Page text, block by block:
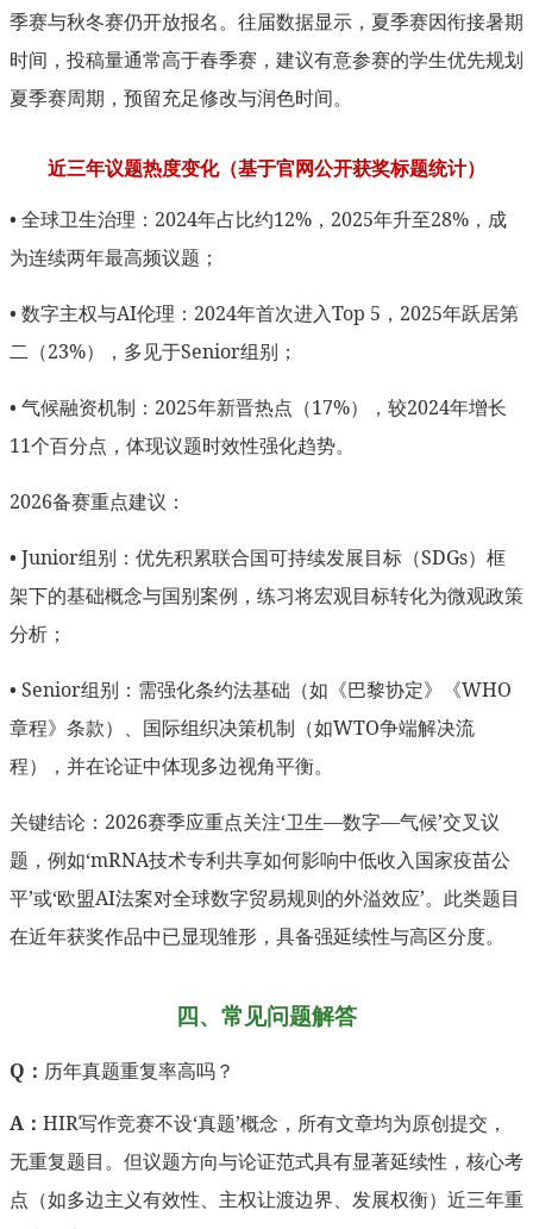
季赛与秋冬赛仍开放报名。往届数据显示，夏季赛因衔接暑期
时间，投稿量通常高于春季赛，建议有意参赛的学生优先规划
夏季赛周期，预留充足修改与润色时间。
近三年议题热度变化（基于官网公开获奖标题统计）
• 全球卫生治理：2024年占比约12%，2025年升至28%，成
为连续两年最高频议题；
• 数字主权与AI伦理：2024年首次进入Top 5，2025年跃居第
二（23%），多见于Senior组别；
• 气候融资机制：2025年新晋热点（17%），较2024年增长
11个百分点，体现议题时效性强化趋势。
2026备赛重点建议：
• Junior组别：优先积累联合国可持续发展目标（SDGs）框
架下的基础概念与国别案例，练习将宏观目标转化为微观政策
分析；
• Senior组别：需强化条约法基础（如《巴黎协定》《WHO
章程》条款）、国际组织决策机制（如WTO争端解决流
程），并在论证中体现多边视角平衡。
关键结论：2026赛季应重点关注‘卫生—数字—气候’交叉议
题，例如‘mRNA技术专利共享如何影响中低收入国家疫苗公
平’或‘欧盟AI法案对全球数字贸易规则的外溢效应’。此类题目
在近年获奖作品中已显现雏形，具备强延续性与高区分度。
四、常见问题解答
Q： 历年真题重复率高吗？
A： HIR写作竞赛不设‘真题’概念，所有文章均为原创提交，
无重复题目。但议题方向与论证范式具有显著延续性，核心考
点（如多边主义有效性、主权让渡边界、发展权衡）近三年重